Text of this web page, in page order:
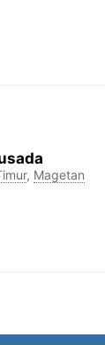
, Magetan